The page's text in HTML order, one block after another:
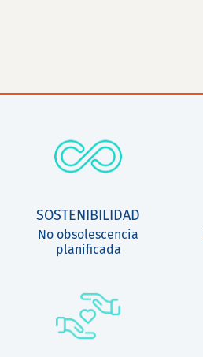
SOSTENIBILIDAD
No obsolescencia
planificada